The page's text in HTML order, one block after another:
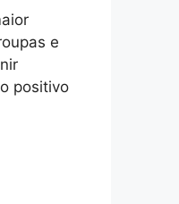
e
positivo